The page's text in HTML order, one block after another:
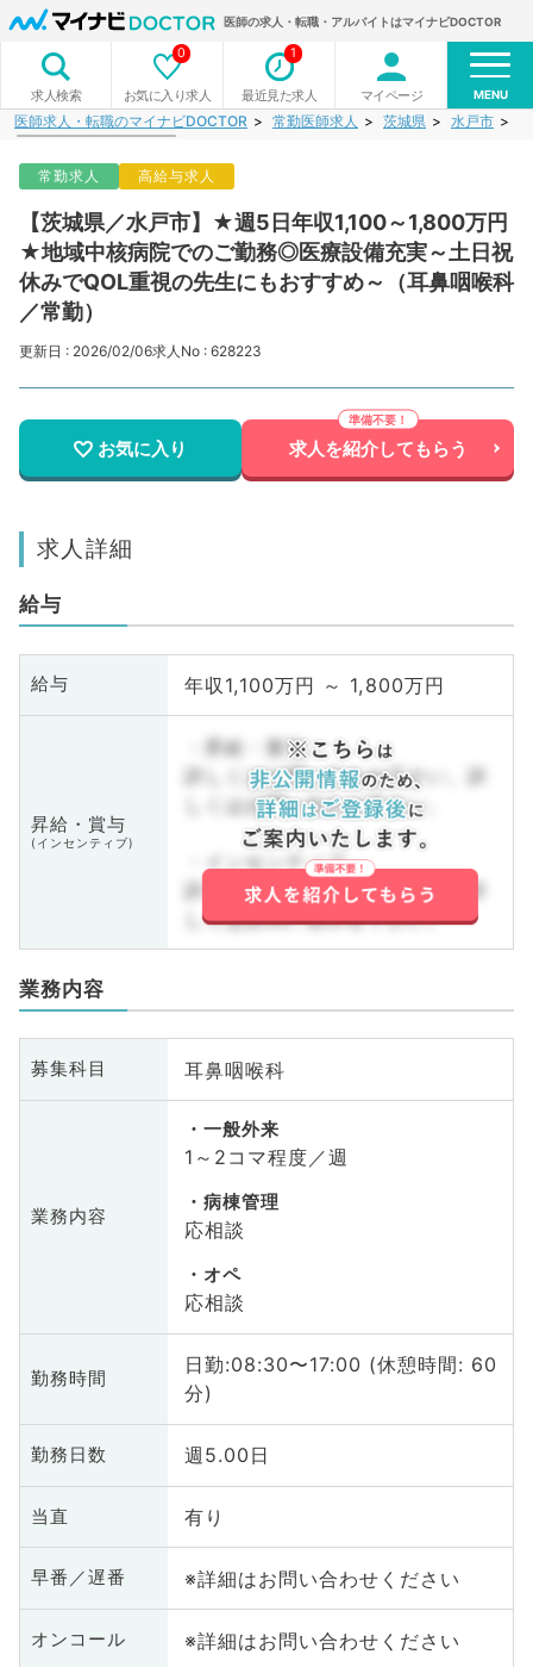
医師の求人・転職・アルバイトはマイナビDOCTOR
求人検索 お気に入り求人
0
最近見た求人
1
マイページ MENU
医師求人・転職のマイナビDOCTOR 常勤医師求人 茨城県 水戸市
常勤求人 高給与求人
【茨城県／水戸市】★週5日年収1,100～1,800万円
★地域中核病院でのご勤務◎医療設備充実～土日祝
休みでQOL重視の先生にもおすすめ～（耳鼻咽喉科
／常勤）
更新日 : 2026/02/06求人No : 628223
お気に入り 求人を紹介してもらう
求人詳細
給与
給与 年収1,100万円 ～ 1,800万円
昇給・賞与
(インセンティブ)
・昇給・賞与
詳しくはお問い合わせ下さい。詳
しくはお問い合わせ下さい。
・インセンティブ
詳しくはお問い合わせ下さい。詳
しくはお問い合わせ下さい。
業務内容
募集科目 耳鼻咽喉科
業務内容
一般外来
1～2コマ程度／週
病棟管理
応相談
オペ
応相談
勤務時間
日勤:08:30〜17:00 (休憩時間: 60
分)
勤務日数 週5.00日
当直 有り
早番／遅番 ※詳細はお問い合わせください
オンコール ※詳細はお問い合わせください